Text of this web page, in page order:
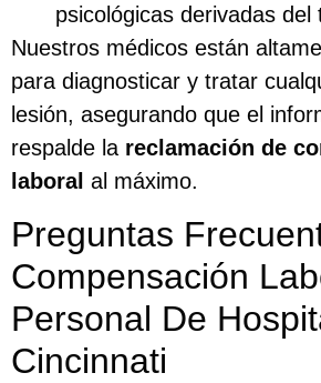
psicológicas derivadas del
Nuestros médicos están
para diagnosticar y tratar
lesión, asegurando que el
respalde la reclamación de
laboral al máximo.
Preguntas
Compensación
Personal De
Cincinnati